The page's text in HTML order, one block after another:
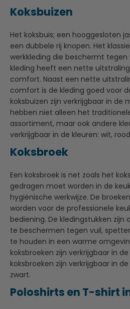
Koksbuizen
Het koksbuis; een hooggesloten
een dubbele rij knopen. Het
werkkleding die beschermt tegen
kleding heeft een nette
comfort. Naast een nette
comfort is de kleding goed voor
koksbuizen zijn verkrijgbaar in de
hebben niet alleen het
assortiment, maar ook andere
verkrijgbaar in de kleuren: wit,
Koksbroek
Een koksbroek is net zoals het
gedragen moet worden in de
hygiënische werkwijze. De
worden voor de professionele
bediening. De kledingstukken
te beschermen tegen vuil,
te houden in een warme
koksbroeken zijn verkrijgbaar in
koksbroeken zijn verkrijgbaar in
zwart.
Poloshirts en T-shirt